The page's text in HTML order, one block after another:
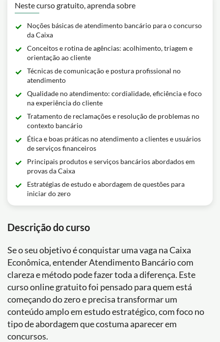
Neste curso gratuito, aprenda sobre
Noções básicas de atendimento bancário para o concurso
da Caixa
Conceitos e rotina de agências: acolhimento, triagem e
orientação ao cliente
Técnicas de comunicação e postura profissional no
atendimento
Qualidade no atendimento: cordialidade, eficiência e foco
na experiência do cliente
Tratamento de reclamações e resolução de problemas no
contexto bancário
Ética e boas práticas no atendimento a clientes e usuários
de serviços financeiros
Principais produtos e serviços bancários abordados em
provas da Caixa
Estratégias de estudo e abordagem de questões para
iniciar do zero
Descrição do curso
Se o seu objetivo é conquistar uma vaga na Caixa
Econômica, entender Atendimento Bancário com
clareza e método pode fazer toda a diferença. Este
curso online gratuito foi pensado para quem está
começando do zero e precisa transformar um
conteúdo amplo em estudo estratégico, com foco no
tipo de abordagem que costuma aparecer em
concursos.